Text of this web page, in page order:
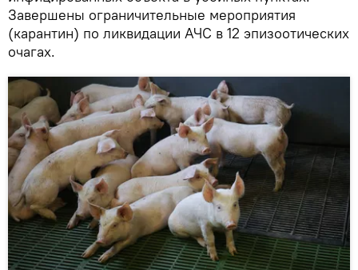
Завершены ограничительные мероприятия
(карантин) по ликвидации АЧС в 12 эпизоотических
очагах.